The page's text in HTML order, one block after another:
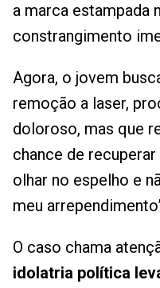
a marca estampada
constrangimento
Agora, o jovem
remoção a laser,
doloroso, mas que
chance de recuperar
olhar no espelho e
meu
O caso chama
idolatria política